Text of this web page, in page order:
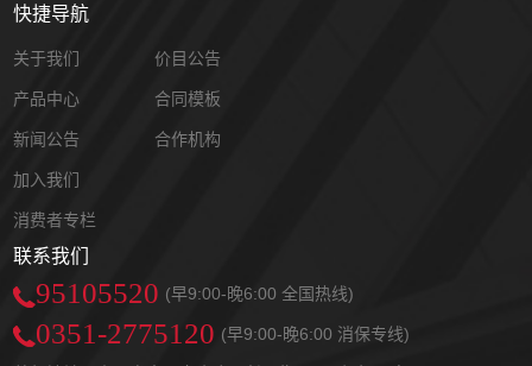
快捷导航
关于我们
产品中心
新闻公告
加入我们
消费者专栏
价目公告
合同模板
合作机构
联系我们
95105520 (早9:00-晚6:00 全国热线)
0351-2775120 (早9:00-晚6:00 消保专线)